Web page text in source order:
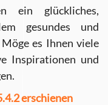
ein glückliches,
gesundes und
es Ihnen viele
Inspirationen und
erschienen